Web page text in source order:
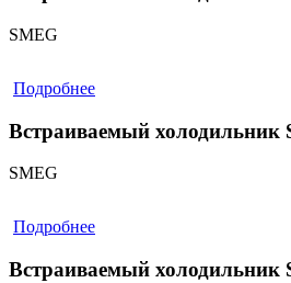
SMEG
Подробнее
Встраиваемый холодильник
SMEG
Подробнее
Встраиваемый холодильник